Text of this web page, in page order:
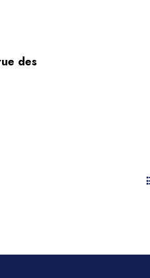
des